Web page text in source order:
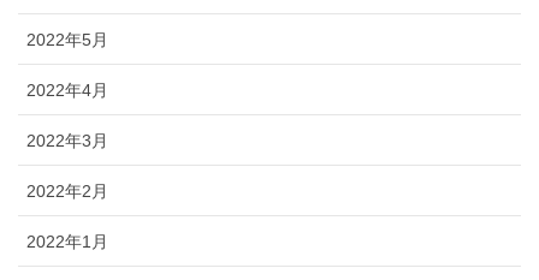
2022年5月
2022年4月
2022年3月
2022年2月
2022年1月